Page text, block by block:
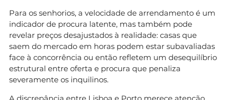
Para os senhorios, a velocidade de arrendamento é um
indicador de procura latente, mas também pode
revelar preços desajustados à realidade: casas que
saem do mercado em horas podem estar subavaliadas
face à concorrência ou então refletem um desequilíbrio
estrutural entre oferta e procura que penaliza
severamente os inquilinos.
A discrepância entre Lisboa e Porto merece atenção.